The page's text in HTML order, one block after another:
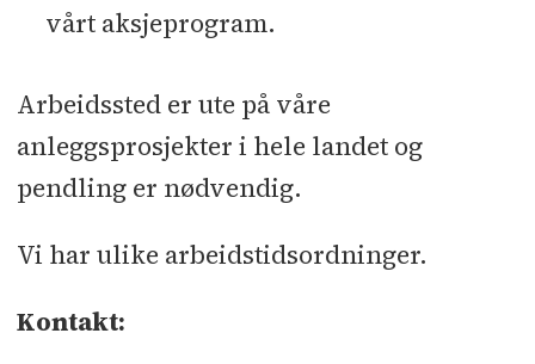
vårt aksjeprogram.
Arbeidssted er ute på våre
anleggsprosjekter i hele landet og
pendling er nødvendig.
Vi har ulike arbeidstidsordninger.
Kontakt: